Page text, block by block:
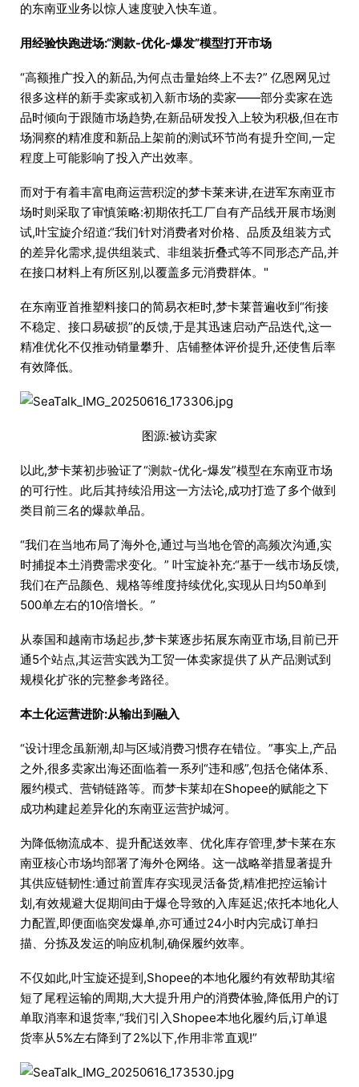
的东南亚业务以惊人速度驶入快车道。
用经验快跑进场:“测款-优化-爆发”模型打开市场
“高额推广投入的新品,为何点击量始终上不去?” 亿恩网见过
很多这样的新手卖家或初入新市场的卖家——部分卖家在选
品时倾向于跟随市场趋势,在新品研发投入上较为积极,但在市
场洞察的精准度和新品上架前的测试环节尚有提升空间,一定
程度上可能影响了投入产出效率。
而对于有着丰富电商运营积淀的梦卡莱来讲,在进军东南亚市
场时则采取了审慎策略:初期依托工厂自有产品线开展市场测
试,叶宝旋介绍道:“我们针对消费者对价格、品质及组装方式
的差异化需求,提供组装式、非组装折叠式等不同形态产品,并
在接口材料上有所区别,以覆盖多元消费群体。"
在东南亚首推塑料接口的简易衣柜时,梦卡莱普遍收到“衔接
不稳定、接口易破损”的反馈,于是其迅速启动产品迭代,这一
精准优化不仅推动销量攀升、店铺整体评价提升,还使售后率
有效降低。
图源:被访卖家
以此,梦卡莱初步验证了“测款-优化-爆发”模型在东南亚市场
的可行性。此后其持续沿用这一方法论,成功打造了多个做到
类目前三名的爆款单品。
“我们在当地布局了海外仓,通过与当地仓管的高频次沟通,实
时捕捉本土消费需求变化。” 叶宝旋补充:“基于一线市场反馈,
我们在产品颜色、规格等维度持续优化,实现从日均50单到
500单左右的10倍增长。”
从泰国和越南市场起步,梦卡莱逐步拓展东南亚市场,目前已开
通5个站点,其运营实践为工贸一体卖家提供了从产品测试到
规模化扩张的完整参考路径。
本土化运营进阶:从输出到融入
“设计理念虽新潮,却与区域消费习惯存在错位。”事实上,产品
之外,很多卖家出海还面临着一系列“违和感”,包括仓储体系、
履约模式、营销链路等。而梦卡莱却在Shopee的赋能之下
成功构建起差异化的东南亚运营护城河。
为降低物流成本、提升配送效率、优化库存管理,梦卡莱在东
南亚核心市场均部署了海外仓网络。这一战略举措显著提升
其供应链韧性:通过前置库存实现灵活备货,精准把控运输计
划,有效规避大促期间由于爆仓导致的入库延迟;依托本地化人
力配置,即便面临突发爆单,亦可通过24小时内完成订单扫
描、分拣及发运的响应机制,确保履约效率。
不仅如此,叶宝旋还提到,Shopee的本地化履约有效帮助其缩
短了尾程运输的周期,大大提升用户的消费体验,降低用户的订
单取消率和退货率,“我们引入Shopee本地化履约后,订单退
货率从5%左右降到了2%以下,作用非常直观!”